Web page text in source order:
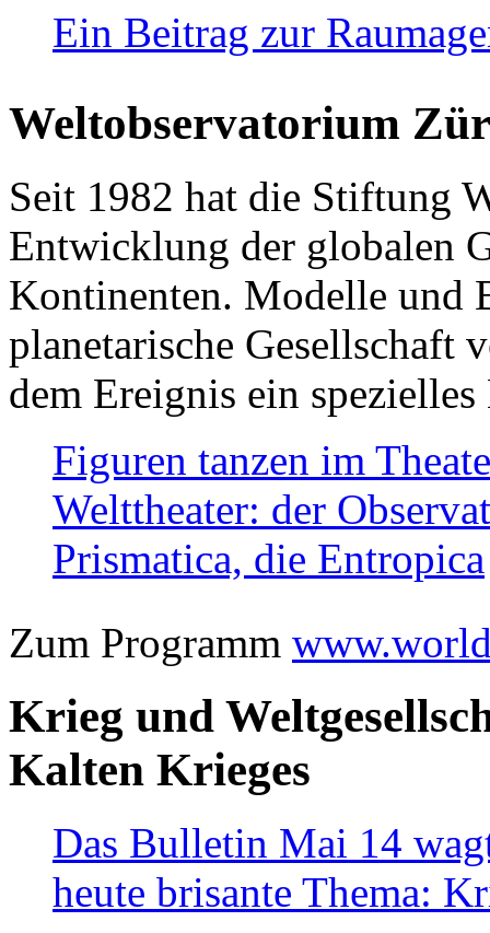
Ein Beitrag zur
Weltobservatorium
Seit 1982 hat die Stiftung
Entwicklung der globalen
Kontinenten. Modelle und
planetarische Gesellschaft
dem Ereignis ein
Figuren tanzen im
Welttheater: der
Prismatica, die Entropica
Zum Programm
Krieg und
Kalten Krieges
Das Bulletin Mai 14
heute brisante Thema: